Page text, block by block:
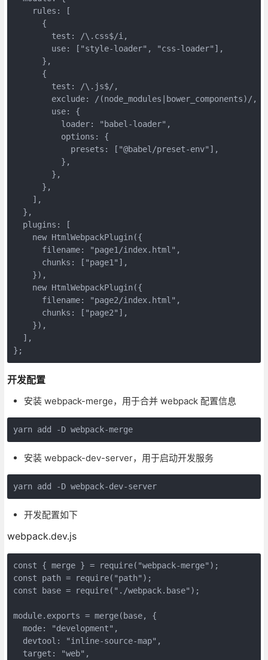
rules : [
      {
test : /\.css$/i ,
use: [ "style-loader" , "css-loader" ],
      },
      {
test : /\.js$/ ,
exclude: /(node_modules|bower_components)/ ,
use: {
loader: "babel-loader" ,
options : {
presets : [ "@babel/preset-env" ],
          },
        },
      },
    ],
  },
plugins : [
new HtmlWebpackPlugin({
filename: "page1/index.html" ,
chunks : [ "page1" ],
    }),
new HtmlWebpackPlugin({
filename: "page2/index.html" ,
chunks : [ "page2" ],
    }),
  ],
};
开发配置
安装 webpack-merge，用于合并 webpack 配置信息
yarn add -D webpack-merge
安装 webpack-dev-server，用于启动开发服务
yarn add -D webpack-dev-server
开发配置如下
webpack.dev.js
const { merge } = require( "webpack-merge"
const path = require( "path"
const base = require( "./webpack.base" );
module.exports = merge(base, {
mode: "development" ,
devtool : "inline-source-map" ,
target : "web" ,